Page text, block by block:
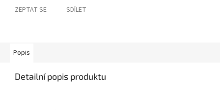
ZEPTAT SE SDÍLET
Popis
Detailní popis produktu